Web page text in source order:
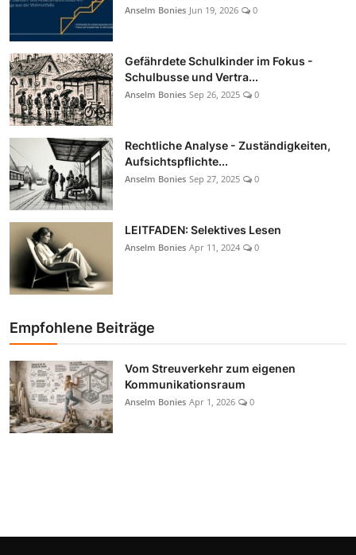
Anselm Bonies Jun 19, 2026 0
Gefährdete Schulkinder im Fokus -
Schulbusse und Vertra...
Anselm Bonies Sep 26, 2025 0
Rechtliche Analyse - Zuständigkeiten,
Aufsichtspflichte...
Anselm Bonies Sep 27, 2025 0
LEITFADEN: Selektives Lesen
Anselm Bonies Apr 11, 2024 0
Empfohlene Beiträge
Vom Streuverkehr zum eigenen
Kommunikationsraum
Anselm Bonies Apr 1, 2026 0